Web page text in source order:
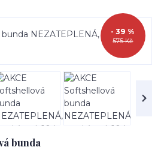
575 Kč
- 39 %
bunda